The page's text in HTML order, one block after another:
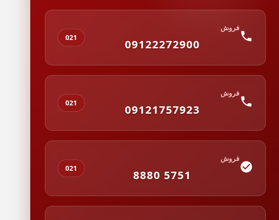
فروش
09122272900
021
فروش
09121757923
021
فروش
8880 5751
021